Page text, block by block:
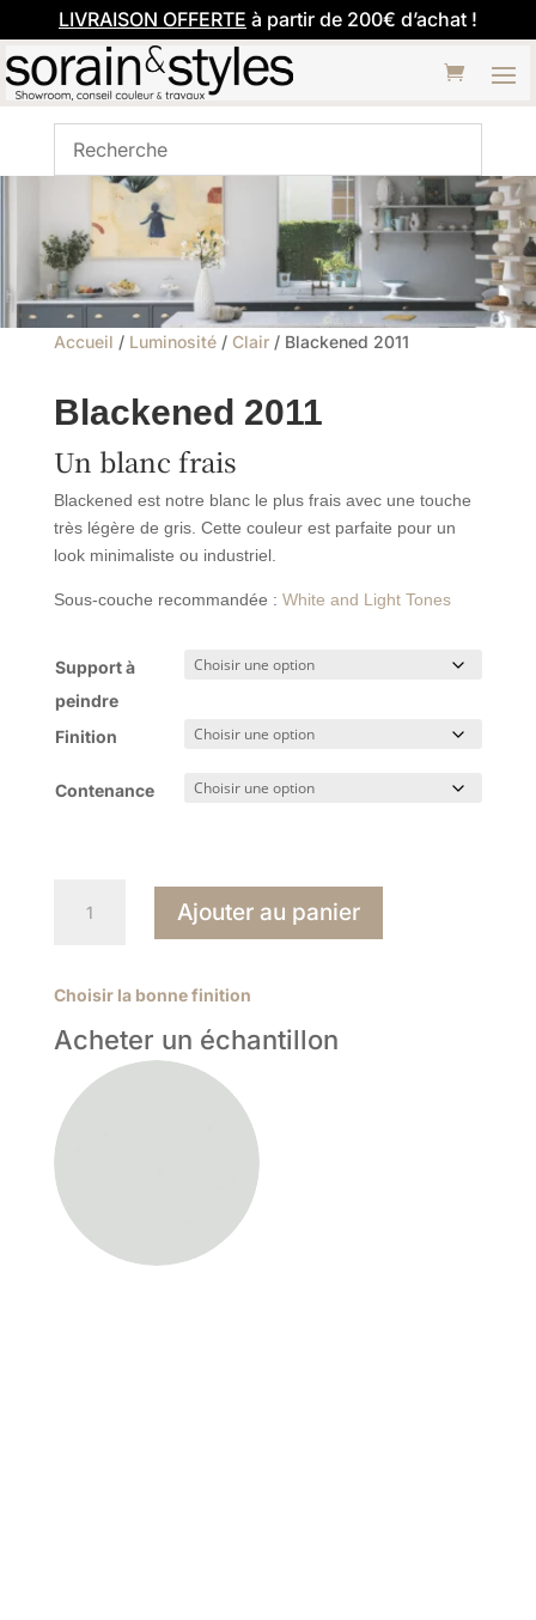
LIVRAISON OFFERTE à partir de 200€ d’achat !
Accueil / Luminosité/ Clair/ Blackened 2011
Blackened 2011
Un blanc frais
Blackened est notre blanc le plus frais avec une touche
très légère de gris. Cette couleur est parfaite pour un
look minimaliste ou industriel.
Sous-couche recommandée : White and Light Tones
Support à
peindre
Finition
Contenance
Ajouter au panier
Choisir la bonne finition
Acheter un échantillon